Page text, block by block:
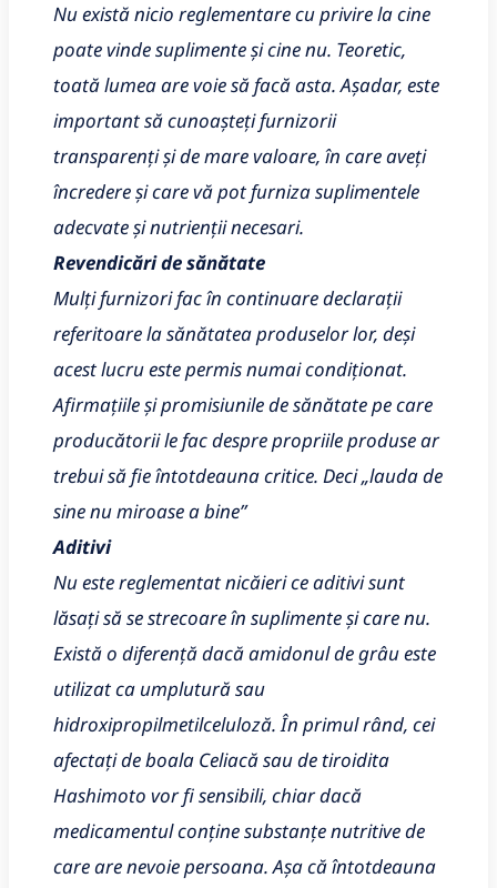
Nu există nicio reglementare cu privire la cine
poate vinde suplimente și cine nu. Teoretic,
toată lumea are voie să facă asta. Așadar, este
important să cunoașteți furnizorii
transparenți și de mare valoare, în care aveți
încredere și care vă pot furniza suplimentele
adecvate și nutrienții necesari.
Revendicări de sănătate
Mulți furnizori fac în continuare declarații
referitoare la sănătatea produselor lor, deși
acest lucru este permis numai condiționat.
Afirmațiile și promisiunile de sănătate pe care
producătorii le fac despre propriile produse ar
trebui să fie întotdeauna critice. Deci „lauda de
sine nu miroase a bine”
Aditivi
Nu este reglementat nicăieri ce aditivi sunt
lăsați să se strecoare în suplimente și care nu.
Există o diferență dacă amidonul de grâu este
utilizat ca umplutură sau
hidroxipropilmetilceluloză. În primul rând, cei
afectați de boala Celiacă sau de tiroidita
Hashimoto vor fi sensibili, chiar dacă
medicamentul conține substanțe nutritive de
care are nevoie persoana. Așa că întotdeauna